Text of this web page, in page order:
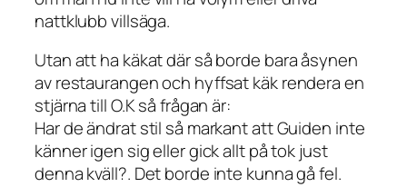
nattklubb villsäga.
Utan att ha käkat där så borde bara åsynen
av restaurangen och hyffsat käk rendera en
stjärna till O.K så frågan är:
Har de ändrat stil så markant att Guiden inte
känner igen sig eller gick allt på tok just
denna kväll?. Det borde inte kunna gå fel.